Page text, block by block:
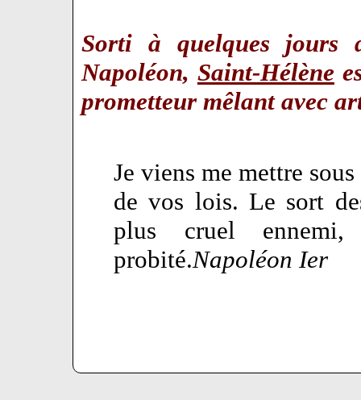
Sorti à quelques jours
Napoléon, Saint-Hélène
prometteur mêlant avec
Je viens me mettre
de vos lois. Le sort
plus cruel
probité.Napoléon Ier